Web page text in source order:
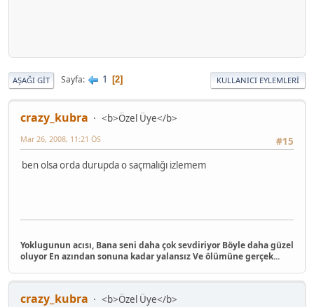
AŞAĞI GIT Sayfa 1 2 KULLANICI EYLEMLERI
crazy_kubra
<b>Özel Üye</b>
#15
Mar 26, 2008, 11:21 ÖS
ben olsa orda durupda o saçmalığı izlemem
Yoklugunun acısı, Bana seni daha çok sevdiriyor Böyle daha güzel
oluyor En azından sonuna kadar yalansız Ve ölümüne gerçek...
crazy_kubra
<b>Özel Üye</b>